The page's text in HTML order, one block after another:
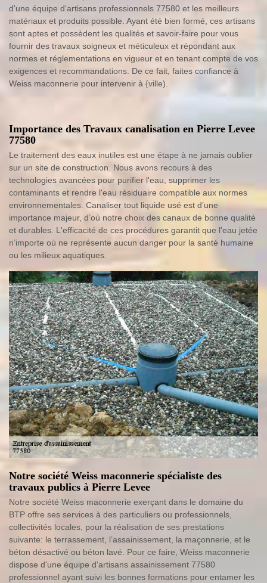
d'une équipe d'artisans professionnels 77580 et les meilleurs
matériaux et produits possible. Ayant été bien formé, ces artisans
sont aptes et possèdent les qualités et savoir-faire pour vous
fournir des travaux soigneux et méticuleux et répondant aux
normes et réglementations en vigueur et en tenant compte de vos
exigences et recommandations. De ce fait, faites confiance à
Weiss maconnerie pour intervenir à {ville).
Importance des Travaux canalisation en Pierre Levee
77580
Le traitement des eaux inutiles est une étape à ne jamais oublier
sur un site de construction. Nous avons recours à des
technologies avancées pour purifier l'eau, supprimer les
contaminants et rendre l'eau résiduaire compatible aux normes
environnementales. Canaliser tout liquide usé est d’une
importance majeur, d’où notre choix des canaux de bonne qualité
et durables. L'efficacité de ces procédures garantit que l'eau jetée
n’importe où ne représente aucun danger pour la santé humaine
ou les milieux aquatiques.
Notre société Weiss maconnerie spécialiste des
travaux publics à Pierre Levee
Notre société Weiss maconnerie exerçant dans le domaine du
BTP offre ses services à des particuliers ou professionnels,
collectivités locales, pour la réalisation de ses prestations
suivante: le terrassement, l’assainissement, la maçonnerie, et le
béton désactivé ou béton lavé. Pour ce faire, Weiss maconnerie
dispose d'une équipe d'artisans assainissement 77580
professionnel ayant suivi les bonnes formations pour entamer les